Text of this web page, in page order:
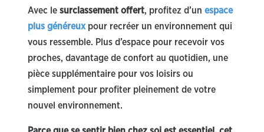
Avec le surclassement offert, profitez d’un espace
plus généreuxpour recréer un environnement qui
vous ressemble. Plus d’espace pour recevoir vos
proches, davantage de confort au quotidien, une
pièce supplémentaire pour vos loisirs ou
simplement pour profiter pleinement de votre
nouvel environnement.